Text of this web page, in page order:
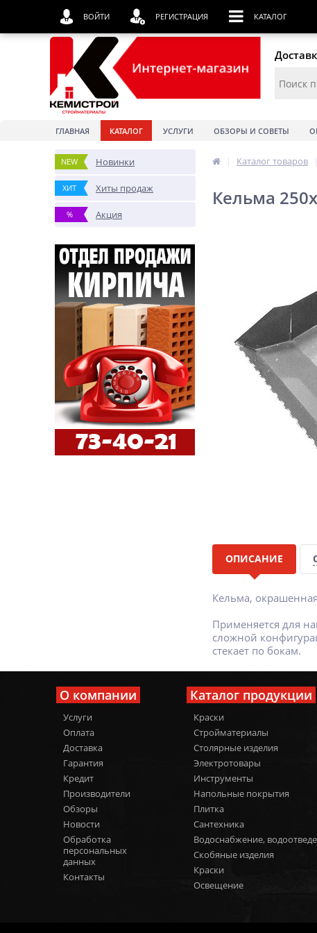
ГЛАВНАЯ КАТАЛОГ УСЛУГИ ОБЗОРЫ И СОВЕТЫ
NEW Новинки
ХИТ Хиты продаж
% Акция
| Каталог товаров |
Кельма
ОПИСАНИЕ
Кельма,
Применяется для
сложной
стекает по бокам.
О компании
Услуги
Оплата
Доставка
Гарантия
Кредит
Производители
Обзоры
Новости
Обработка
персональных
данных
Контакты
Каталог продукции
Краски
Стройматериалы
Столярные изделия
Электротовары
Инструменты
Напольные покрытия
Плитка
Сантехника
Водоснабжение,
Скобяные изделия
Краски
Освещение
ВОЙТИ РЕГИСТРАЦИЯ КАТАЛОГ